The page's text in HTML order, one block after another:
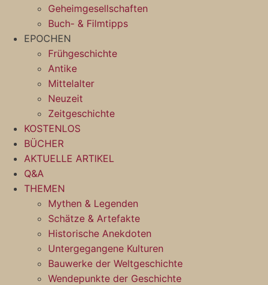
Geheimgesellschaften
Buch- & Filmtipps
EPOCHEN
Frühgeschichte
Antike
Mittelalter
Neuzeit
Zeitgeschichte
KOSTENLOS
BÜCHER
AKTUELLE ARTIKEL
Q&A
THEMEN
Mythen & Legenden
Schätze & Artefakte
Historische Anekdoten
Untergegangene Kulturen
Bauwerke der Weltgeschichte
Wendepunkte der Geschichte